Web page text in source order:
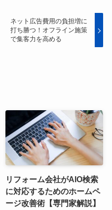
ネット広告費用の負担増に
打ち勝つ！オフライン施策
で集客力を高める
リフォーム会社がAIO検索
に対応するためのホームペ
ージ改善術【専門家解説】